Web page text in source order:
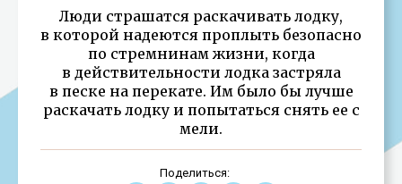
Люди страшатся раскачивать лодку,
в которой надеются проплыть безопасно
по стремнинам жизни, когда
в действительности лодка застряла
в песке на перекате. Им было бы лучше
раскачать лодку и попытаться снять ее с
мели.
Поделиться: